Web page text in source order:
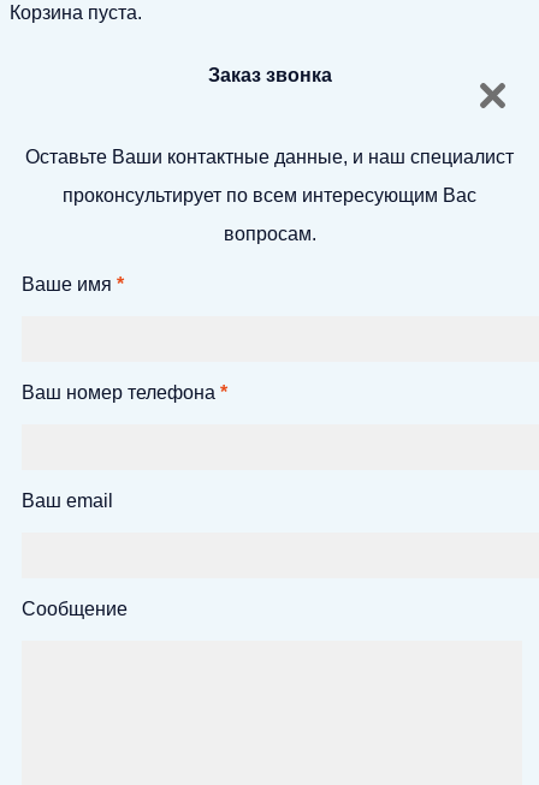
Корзина пуста.
Заказ звонка
Оставьте Ваши контактные данные, и наш специалист
проконсультирует по всем интересующим Вас
вопросам.
Ваше имя *
Ваш номер телефона *
Ваш email
Сообщение